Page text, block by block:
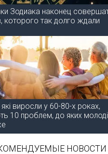
Зодиака наконец
которого так долго ждали
виросли у 60-80-х роках,
10 проблем, до яких молоді
НОВОСТИ